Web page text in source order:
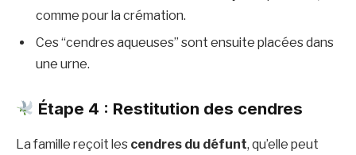
comme pour la crémation.
Ces “cendres aqueuses” sont ensuite placées dans
une urne.
Étape 4 : Restitution des cendres
La famille reçoit les cendres du défunt, qu’elle peut